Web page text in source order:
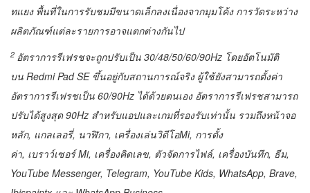
ทแยง พื้นที่ในการรับชมมีขนาดเล็กลงเนื่องจากมุมโค้ง การวัดระหว่าง
ผลิตภัณฑ์แต่ละรายการอาจแตกต่างกันไป
2 อัตราการรีเฟรชจะถูกปรับเป็น 30/48/50/60/90Hz โดยอัตโนมัติ
บน Redmi Pad SE ขึ้นอยู่กับสถานการณ์จริง ผู้ใช้ยังสามารถตั้งค่า
อัตราการรีเฟรชเป็น 60/90Hz ได้ด้วยตนเอง อัตราการรีเฟรชสามารถ
ปรับได้สูงสุด 90Hz สำหรับแอปและเกมที่รองรับเท่านั้น รวมถึงหน้าจอ
หลัก, แกลเลอรี่, นาฬิกา, เครื่องเล่นวิดีโอMi, การตั้ง
ค่า, เบราว์เซอร์ Mi, เครื่องคิดเลข, ตัวจัดการไฟล์, เครื่องบันทึก, ธีม,
YouTube Messenger, Telegram, YouTube Kids, WhatsApp, Brave,